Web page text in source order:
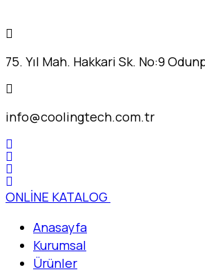
75. Yıl Mah. Hakkari Sk. No:9
info@coolingtech.com.tr
ONLİNE KATALOG
Anasayfa
Kurumsal
Ürünler